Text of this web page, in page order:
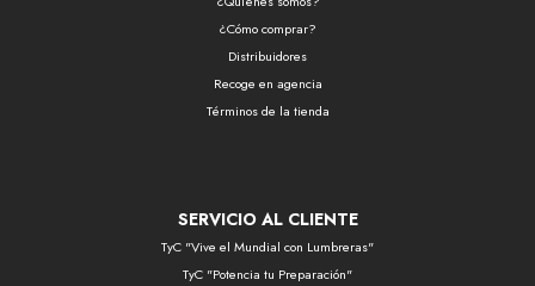
¿Cómo comprar?
Distribuidores
Recoge en agencia
Términos de la tienda
SERVICIO AL CLIENTE
TyC "Vive el Mundial con Lumbreras"
TyC "Potencia tu Preparación"